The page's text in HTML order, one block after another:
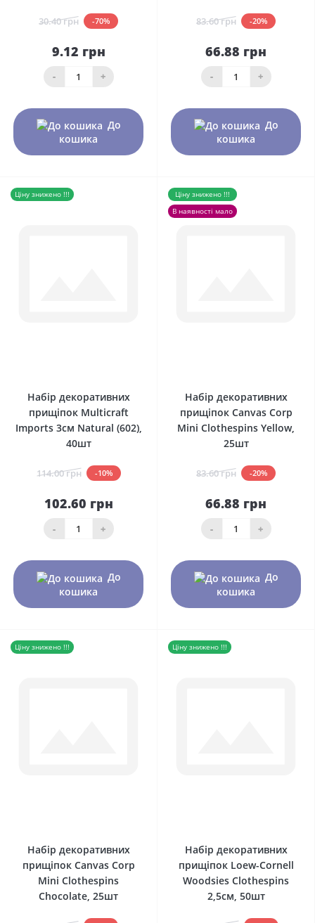
30.40 грн -70%
9.12 грн
- +
До
кошика
83.60 грн -20%
66.88 грн
- +
До
кошика
Ціну знижено !!!
Набір декоративних
прищіпок Multicraft
Imports 3см Natural (602),
40шт
114.00 грн -10%
102.60 грн
- +
До
кошика
Ціну знижено !!!
В наявності мало
Набір декоративних
прищіпок Canvas Corp
Mini Clothespins Yellow,
25шт
83.60 грн -20%
66.88 грн
- +
До
кошика
Ціну знижено !!!
Набір декоративних
прищіпок Canvas Corp
Mini Clothespins
Chocolate, 25шт
Ціну знижено !!!
Набір декоративних
прищіпок Loew-Cornell
Woodsies Clothespins
2,5см, 50шт